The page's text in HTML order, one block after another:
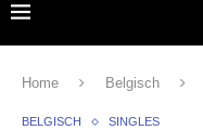
Home Belgisch
BELGISCH SINGLES